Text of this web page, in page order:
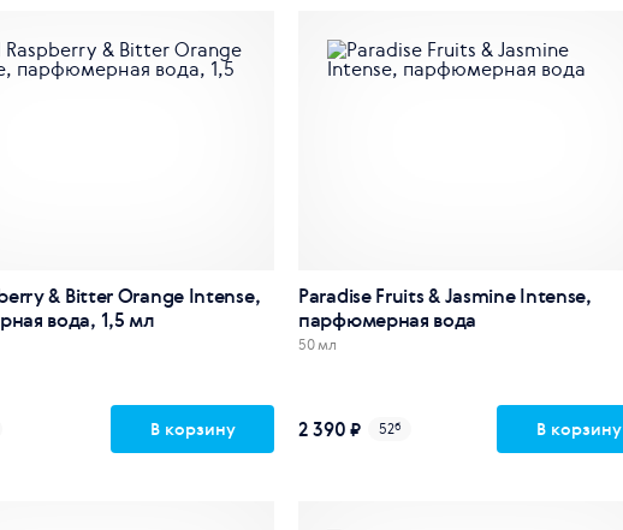
& Bitter Orange Intense,
вода, 1,5 мл
В корзину
Paradise Fruits & Jasmine Intense,
парфюмерная вода
50 мл
2 390 ₽ 52б В корзину